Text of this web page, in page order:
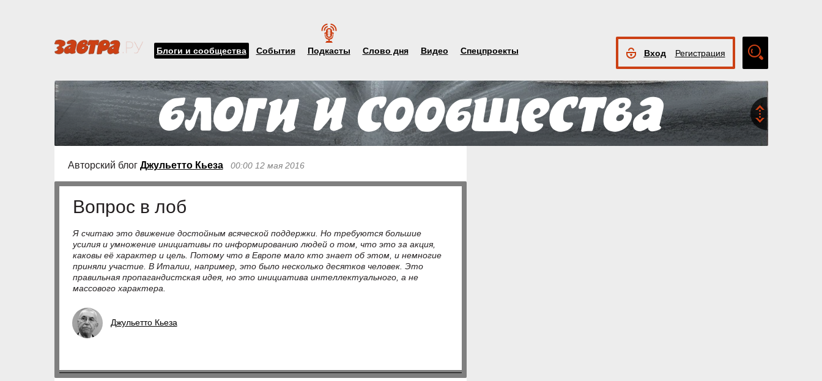
Блоги и сообщества События Подкасты Слово дня Видео Спецпроекты Вход Регистрация
поиск
Авторский блог Джульетто Кьеза 00:00 12 мая 2016
Вопрос в лоб
Я считаю это движение достойным всяческой поддержки. Но требуются большие
усилия и умножение инициативы по информированию людей о том, что это за акция,
каковы её характер и цель. Потому что в Европе мало кто знает об этом, и немногие
приняли участие. В Италии, например, это было несколько десятков человек. Это
правильная пропагандистская идея, но это инициатива интеллектуального, а не
массового характера.
Джульетто Кьеза